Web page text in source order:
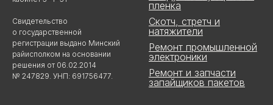
Свидетельство
о государственной
регистрации выдано Минский
райисполком на основании
решения от 06.02.2014
№ 247829. УНП: 691756477.
пленка
Скотч, стретч и
натяжители
Ремонт промышленной
электроники
Ремонт и запчасти
запайщиков пакетов